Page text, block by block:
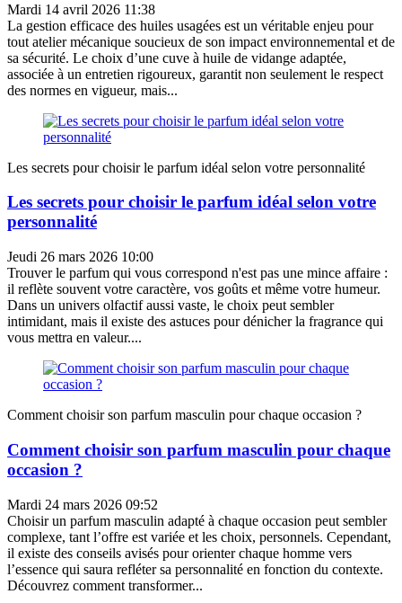
Mardi 14 avril 2026 11:38
La gestion efficace des huiles usagées est un véritable enjeu pour
tout atelier mécanique soucieux de son impact environnemental et de
sa sécurité. Le choix d’une cuve à huile de vidange adaptée,
associée à un entretien rigoureux, garantit non seulement le respect
des normes en vigueur, mais...
Les secrets pour choisir le parfum idéal selon votre personnalité
Les secrets pour choisir le parfum idéal selon votre
personnalité
Jeudi 26 mars 2026 10:00
Trouver le parfum qui vous correspond n'est pas une mince affaire :
il reflète souvent votre caractère, vos goûts et même votre humeur.
Dans un univers olfactif aussi vaste, le choix peut sembler
intimidant, mais il existe des astuces pour dénicher la fragrance qui
vous mettra en valeur....
Comment choisir son parfum masculin pour chaque occasion ?
Comment choisir son parfum masculin pour chaque
occasion ?
Mardi 24 mars 2026 09:52
Choisir un parfum masculin adapté à chaque occasion peut sembler
complexe, tant l’offre est variée et les choix, personnels. Cependant,
il existe des conseils avisés pour orienter chaque homme vers
l’essence qui saura refléter sa personnalité en fonction du contexte.
Découvrez comment transformer...